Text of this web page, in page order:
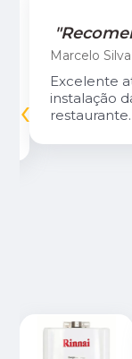
Marcelo Silva
Excelente
instalação
restaurante.
‹